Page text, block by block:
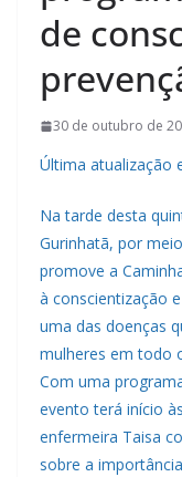
de
30 de outubro de
Última atualização
Na tarde desta
Gurinhatã, por
promove a
à conscientização
uma das doenças
mulheres em todo
Com uma
evento terá início
enfermeira Taisa
sobre a